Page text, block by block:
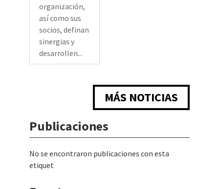
organización,
así como sus
socios, definan
sinergias y
desarrollen...
MÁS NOTICIAS
Publicaciones
No se encontraron publicaciones con esta
etiquet